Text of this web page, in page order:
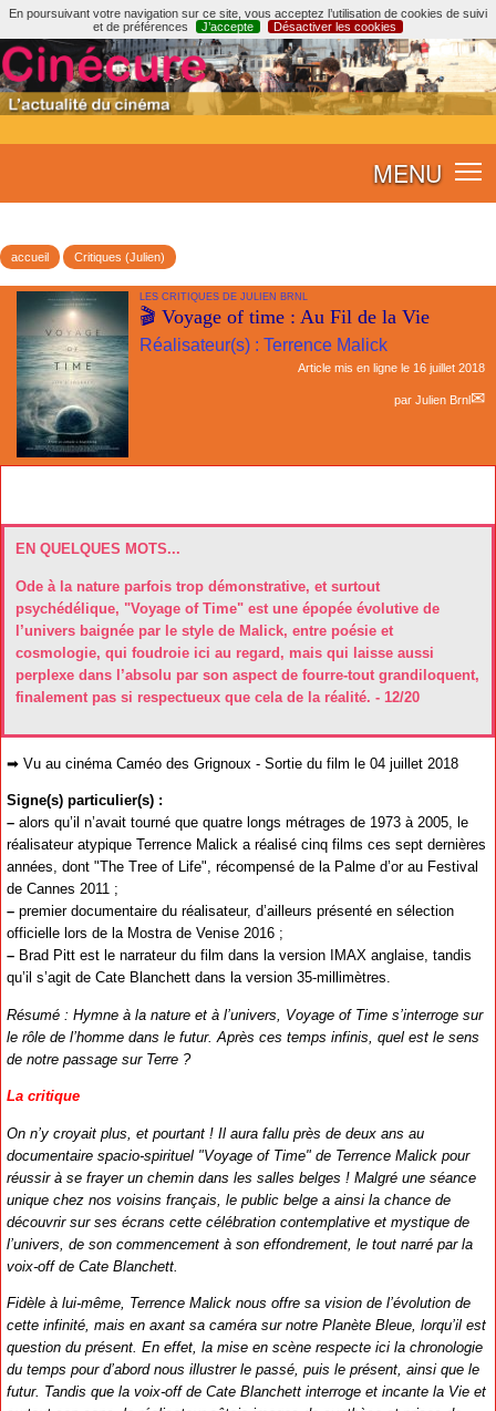
En poursuivant votre navigation sur ce site, vous acceptez l’utilisation de cookies de suivi
et de préférences
J’accepte Désactiver les cookies
MENU
accueil Critiques (Julien)
LES CRITIQUES DE JULIEN BRNL
🎬 Voyage of time : Au Fil de la Vie
Réalisateur(s) : Terrence Malick
Article mis en ligne le 16 juillet 2018
par Julien Brnl
EN QUELQUES MOTS...
Ode à la nature parfois trop démonstrative, et surtout
psychédélique, "Voyage of Time" est une épopée évolutive de
l’univers baignée par le style de Malick, entre poésie et
cosmologie, qui foudroie ici au regard, mais qui laisse aussi
perplexe dans l’absolu par son aspect de fourre-tout grandiloquent,
finalement pas si respectueux que cela de la réalité. - 12/20
➡ Vu au cinéma Caméo des Grignoux - Sortie du film le 04 juillet 2018
Signe(s) particulier(s) :
– alors qu’il n’avait tourné que quatre longs métrages de 1973 à 2005, le
réalisateur atypique Terrence Malick a réalisé cinq films ces sept dernières
années, dont "The Tree of Life", récompensé de la Palme d’or au Festival
de Cannes 2011 ;
– premier documentaire du réalisateur, d’ailleurs présenté en sélection
officielle lors de la Mostra de Venise 2016 ;
– Brad Pitt est le narrateur du film dans la version IMAX anglaise, tandis
qu’il s’agit de Cate Blanchett dans la version 35-millimètres.
Résumé : Hymne à la nature et à l’univers, Voyage of Time s’interroge sur
le rôle de l’homme dans le futur. Après ces temps infinis, quel est le sens
de notre passage sur Terre ?
La critique
On n’y croyait plus, et pourtant ! Il aura fallu près de deux ans au
documentaire spacio-spirituel "Voyage of Time" de Terrence Malick pour
réussir à se frayer un chemin dans les salles belges ! Malgré une séance
unique chez nos voisins français, le public belge a ainsi la chance de
découvrir sur ses écrans cette célébration contemplative et mystique de
l’univers, de son commencement à son effondrement, le tout narré par la
voix-off de Cate Blanchett.
Fidèle à lui-même, Terrence Malick nous offre sa vision de l’évolution de
cette infinité, mais en axant sa caméra sur notre Planète Bleue, lorqu’il est
question du présent. En effet, la mise en scène respecte ici la chronologie
du temps pour d’abord nous illustrer le passé, puis le présent, ainsi que le
futur. Tandis que la voix-off de Cate Blanchett interroge et incante la Vie et